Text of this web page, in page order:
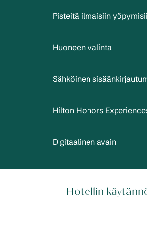
Pisteitä ilmaisiin
Huoneen valinta
Sähköinen
Hilton Honors
Digitaalinen avain
Hotellin